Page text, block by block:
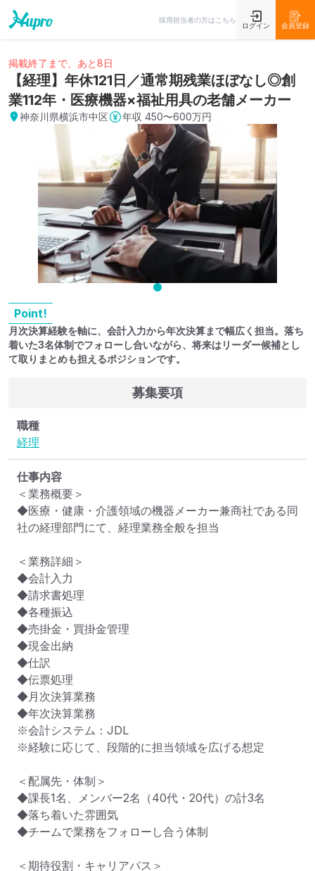
採用担当者の方はこちら
ログイン 会員登録
掲載終了まで、あと8日
【経理】年休121日／通常期残業ほぼなし◎創
業112年・医療機器×福祉用具の老舗メーカー
神奈川県横浜市中区 年収 450〜600万円
Point!
月次決算経験を軸に、会計入力から年次決算まで幅広く担当。落ち
着いた3名体制でフォローし合いながら、将来はリーダー候補とし
て取りまとめも担えるポジションです。
募集要項
職種
経理
仕事内容
＜業務概要＞
◆医療・健康・介護領域の機器メーカー兼商社である同
社の経理部門にて、経理業務全般を担当
＜業務詳細＞
◆会計入力
◆請求書処理
◆各種振込
◆売掛金・買掛金管理
◆現金出納
◆仕訳
◆伝票処理
◆月次決算業務
◆年次決算業務
※会計システム：JDL
※経験に応じて、段階的に担当領域を広げる想定
＜配属先・体制＞
◆課長1名、メンバー2名（40代・20代）の計3名
◆落ち着いた雰囲気
◆チームで業務をフォローし合う体制
＜期待役割・キャリアパス＞